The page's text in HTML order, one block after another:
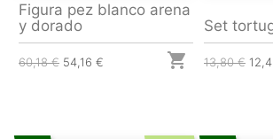
Figura pez blanco arena
y dorado
60,18 € 54,16 € 
Set
13,80 €